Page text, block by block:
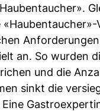
an. So wurden
und die
sinkt die